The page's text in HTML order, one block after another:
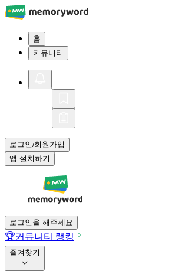
홈
커뮤니티
로그인/회원가입
앱 설치하기
로그인을 해주세요
🏆커뮤니티 랭킹
즐겨찾기